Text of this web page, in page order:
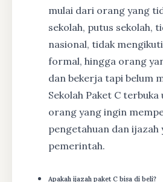
mulai dari orang yang
sekolah, putus sekolah,
nasional, tidak
formal, hingga orang
dan bekerja tapi belum
Sekolah Paket C terbuka
orang yang ingin
pengetahuan dan ijazah
pemerintah.
Apakah ijazah paket C bisa di beli?